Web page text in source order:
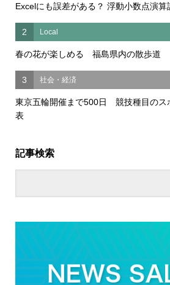
Excelにも誤差がある？ 浮動小数点演
2 Local
春の花が楽しめる 福島県内の散歩道
3 社会・経済
東京五輪開催まで500日 競技種目のス
表
記事検索